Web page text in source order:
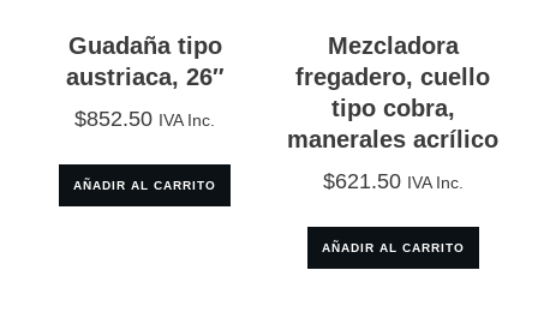
Guadaña tipo
austriaca, 26″
$852.50 IVA Inc.
AÑADIR AL CARRITO
Mezcladora
fregadero, cuello
tipo cobra,
manerales acrílico
$621.50 IVA Inc.
AÑADIR AL CARRITO